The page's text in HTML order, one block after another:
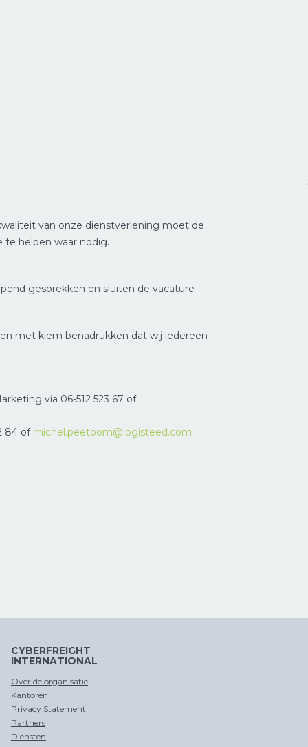
van onze dienstverlening moet de
te helpen waar nodig.
gesprekken en sluiten de vacature
met klem benadrukken dat wij iedereen
via 06-512 523 67 of
84 of michel.peetoom@logisteed.com
CYBERFREIGHT
INTERNATIONAL
Over de organisatie
Kantoren
Privacy Statement
Partners
Diensten